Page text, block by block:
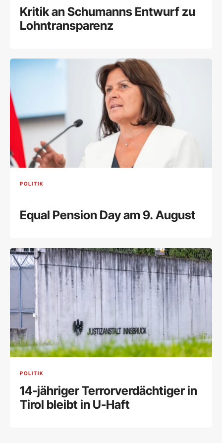
Kritik an Schumanns Entwurf zu
Lohntransparenz
POLITIK
Equal Pension Day am 9. August
POLITIK
14-jähriger Terrorverdächtiger in
Tirol bleibt in U-Haft